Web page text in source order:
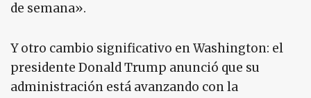
de semana».
Y otro cambio significativo en Washington: el
presidente Donald Trump anunció que su
administración está avanzando con la